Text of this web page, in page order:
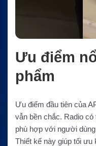
Ưu điểm
phẩm
Ưu điểm đầu tiên của
vẫn bền chắc. Radio
phù hợp với người
Thiết kế này giúp tối ưu